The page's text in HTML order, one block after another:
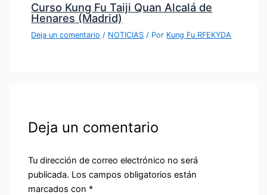
Curso Kung Fu Taiji Quan Alcalá de
Henares (Madrid)
Deja un comentario / NOTICIAS / Por Kung Fu RFEKYDA
Deja un comentario
Tu dirección de correo electrónico no será
publicada. Los campos obligatorios están
marcados con *